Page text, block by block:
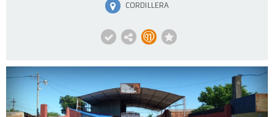
CORDILLERA